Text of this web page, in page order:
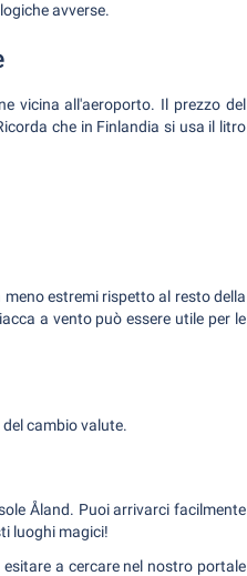
avverse.
vicina all'aeroporto. Il prezzo del
che in Finlandia si usa il litro
estremi rispetto al resto della
a vento può essere utile per le
cambio valute.
Åland. Puoi arrivarci facilmente
luoghi magici!
a cercare nel nostro portale